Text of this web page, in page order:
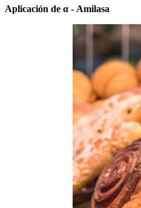
Aplicación de α - Amilasa